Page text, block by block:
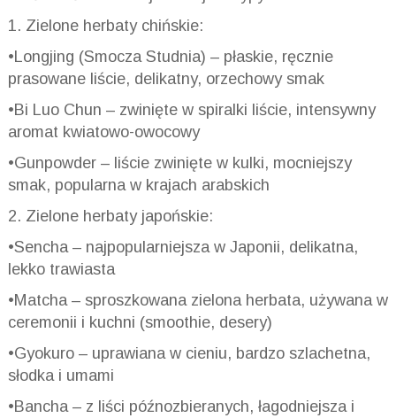
1. Zielone herbaty chińskie:
•Longjing (Smocza Studnia) – płaskie, ręcznie
prasowane liście, delikatny, orzechowy smak
•Bi Luo Chun – zwinięte w spiralki liście, intensywny
aromat kwiatowo-owocowy
•Gunpowder – liście zwinięte w kulki, mocniejszy
smak, popularna w krajach arabskich
2. Zielone herbaty japońskie:
•Sencha – najpopularniejsza w Japonii, delikatna,
lekko trawiasta
•Matcha – sproszkowana zielona herbata, używana w
ceremonii i kuchni (smoothie, desery)
•Gyokuro – uprawiana w cieniu, bardzo szlachetna,
słodka i umami
•Bancha – z liści późnozbieranych, łagodniejsza i